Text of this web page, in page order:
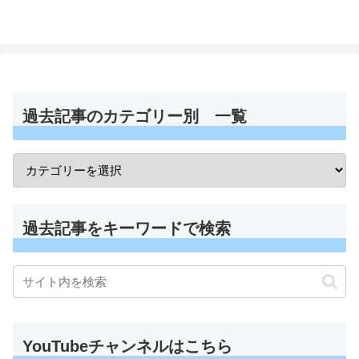
過去記事のカテゴリー別 一覧
過去記事をキーワードで検索
YouTubeチャンネルはこちら